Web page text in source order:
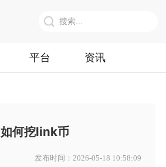
平台 资讯
如何挖link币
发布时间：2026-05-18 10:58:09